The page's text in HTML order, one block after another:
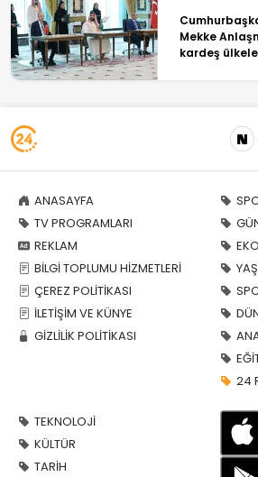
Mekke
kardeş
ANASAYFA
TV PROGRAMLARI
REKLAM
BİLGİ TOPLUMU HİZMETLERİ
ÇEREZ POLİTİKASI
İLETİŞİM VE KÜNYE
GİZLİLİK POLİTİKASI
24
TEKNOLOJİ
KÜLTÜR
TARİH